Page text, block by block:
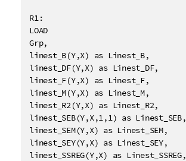
R1:
LOAD
Grp,
linest_B(Y,X) as Linest_B,
linest_DF(Y,X) as Linest_DF,
linest_F(Y,X) as Linest_F,
linest_M(Y,X) as Linest_M,
linest_R2(Y,X) as Linest_R2,
linest_SEB(Y,X,1,1) as Linest_SEB,
linest_SEM(Y,X) as Linest_SEM,
linest_SEY(Y,X) as Linest_SEY,
linest_SSREG(Y,X) as Linest_SSREG,